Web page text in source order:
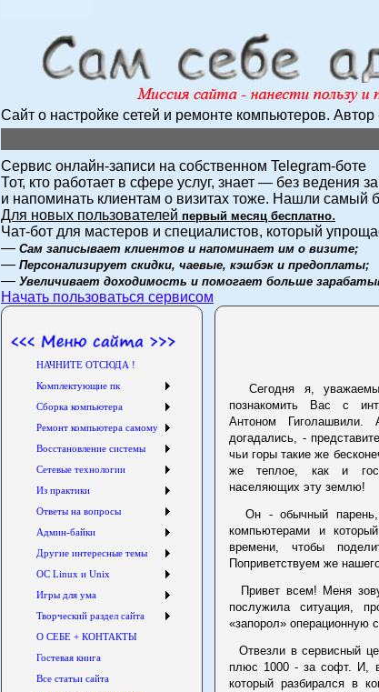
Сайт о настройке сетей и ремонте компьютеров. Автор
Сервис онлайн-записи на собственном Telegram-боте
Тот, кто работает в сфере услуг, знает — без ведения
и напоминать клиентам о визитах тоже. Нашли самый
Для новых пользователей первый месяц бесплатно.
Чат-бот для мастеров и специалистов, который
— Сам записывает клиентов и напоминает им о визите;
— Персонализирует скидки, чаевые, кэшбэк и предоплаты;
— Увеличивает доходимость и помогает больше
Начать пользоваться сервисом
НАЧНИТЕ ОТСЮДА !
Комплектующие пк
Сборка компьютера
Ремонт компьютера самому
Восстановление системы
Сетевые технологии
Из практики
Ответы на вопросы
Админ-байки
Другие интересные темы
ОС Linux и Unix
Игры для ума
Творческий раздел сайта
О СЕБЕ + КОНТАКТЫ
Гостевая книга
Все статьи сайта
Сегодня я,
познакомить Вас с
Антоном
догадались, -
чьи горы такие же
же теплое, как и
населяющих эту землю!
Он - обычный парень,
компьютерами и
времени, чтобы
Поприветствуем же
Привет всем! Меня
послужила ситуация,
«запорол» операционную
Отвезли в сервисный
плюс 1000 - за софт. И,
который разбирался в